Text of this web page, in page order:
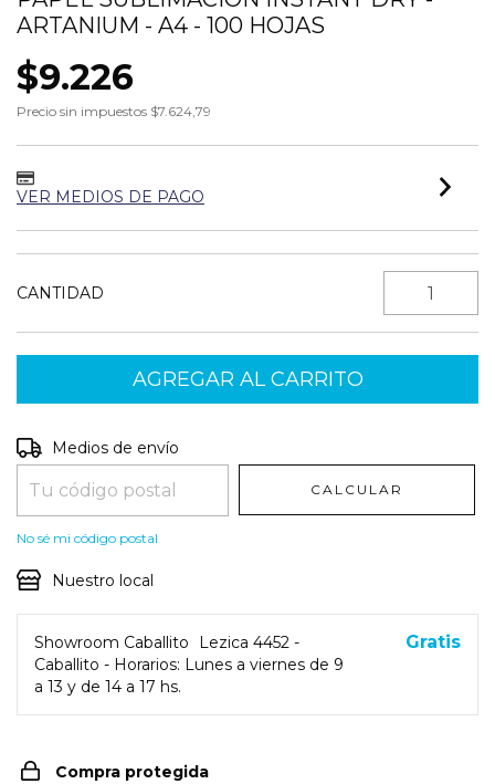
ARTANIUM - A4 - 100 HOJAS
$9.226
Precio sin impuestos $7.624,79
VER MEDIOS DE PAGO
CANTIDAD
Entregas para el CP:
Medios de envío
CALCULAR
No sé mi código postal
Nuestro local
Showroom Caballito
Lezica 4452 -
Caballito - Horarios: Lunes a viernes de 9
a 13 y de 14 a 17 hs.
Gratis
Compra protegida